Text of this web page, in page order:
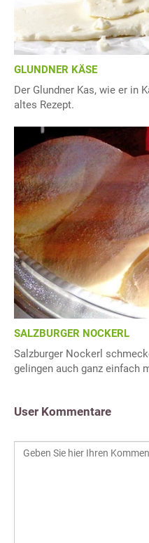
GLUNDNER KÄSE
Der Glundner Kas, wie er in
altes Rezept.
SALZBURGER NOCKERL
Salzburger Nockerl
gelingen auch ganz einfach
User Kommentare